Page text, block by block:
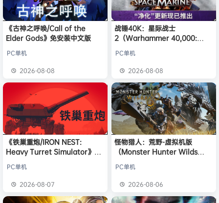
《古神之呼唤/Call of the
Elder Gods》免安装中文版
PC单机
2026-08-08
战锤40K：星际战士
2（Warhammer 40,000:
版
PC单机
2026-08-08
《铁巢重炮/IRON NEST:
Heavy Turret Simulator》免
PC单机
2026-08-07
怪物猎人：荒野-虚拟机版
（Monster Hunter Wilds
PC单机
2026-08-06